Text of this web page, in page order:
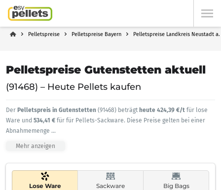
Pelletspreise Pelletspreise Bayern Pelletspreise Landkreis Neustadt
Pelletspreise Gutenstetten aktuell
(91468) – Heute Pellets kaufen
Der Pelletspreis in Gutenstetten (91468) beträgt heute 424,39 €/t für lose
Ware und 534,41 € für für Pellets-Sackware. Diese Preise gelten bei einer
Abnahmemenge ...
Mehr anzeigen
Lose Ware Sackware Big Bags